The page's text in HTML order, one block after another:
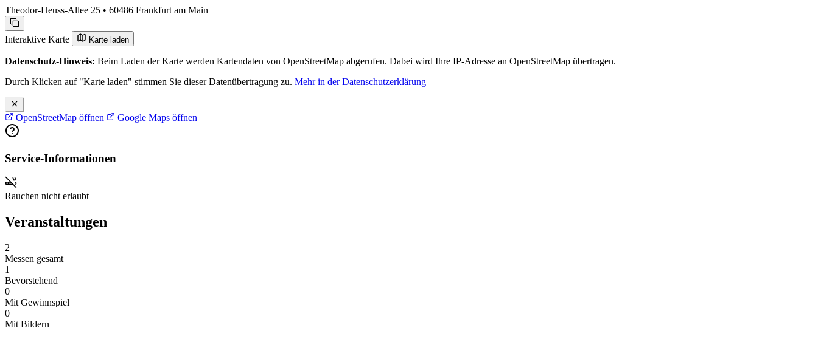
Theodor-Heuss-Allee 25 • 60486 Frankfurt am Main
Interaktive Karte Karte laden
Datenschutz-Hinweis: Beim Laden der Karte werden Kartendaten von OpenStreetMap abgerufen. Dabei wird Ihre IP-Adresse an OpenStreetMap übertragen.
Durch Klicken auf "Karte laden" stimmen Sie dieser Datenübertragung zu. Mehr in der Datenschutzerklärung
OpenStreetMap öffnen Google Maps öffnen
Service-Informationen
Rauchen nicht erlaubt
Veranstaltungen
2
Messen gesamt
1
Bevorstehend
0
Mit Gewinnspiel
0
Mit Bildern